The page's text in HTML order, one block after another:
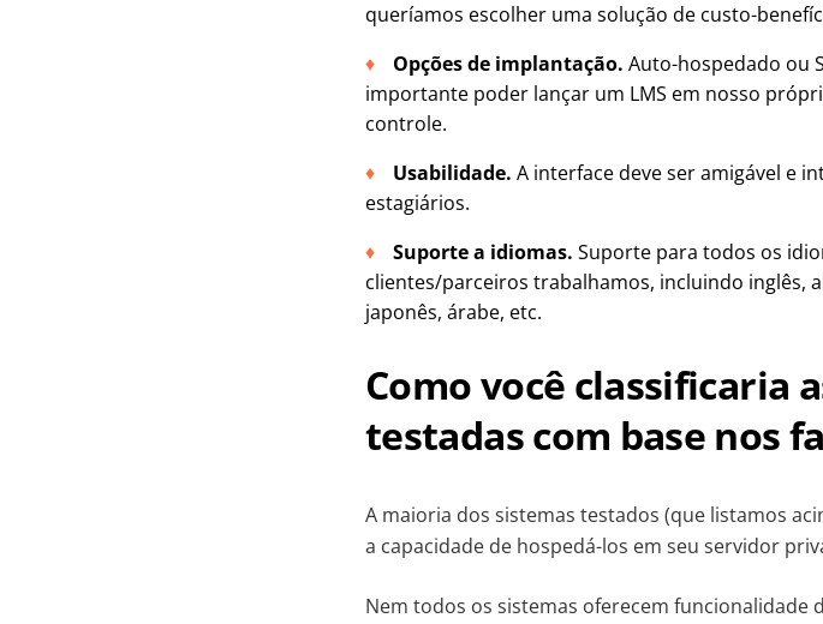
queríamos escolher uma solução de custo-
Opções de implantação. Auto-hospedado ou
importante poder lançar um LMS em nosso
controle.
Usabilidade. A interface deve ser amigável e
estagiários.
Suporte a idiomas. Suporte para todos os
clientes/parceiros trabalhamos, incluindo inglês,
japonês, árabe, etc.
Como você classificaria
testadas com base nos
A maioria dos sistemas testados (que listamos
a capacidade de hospedá-los em seu servidor
Nem todos os sistemas oferecem funcionalidade